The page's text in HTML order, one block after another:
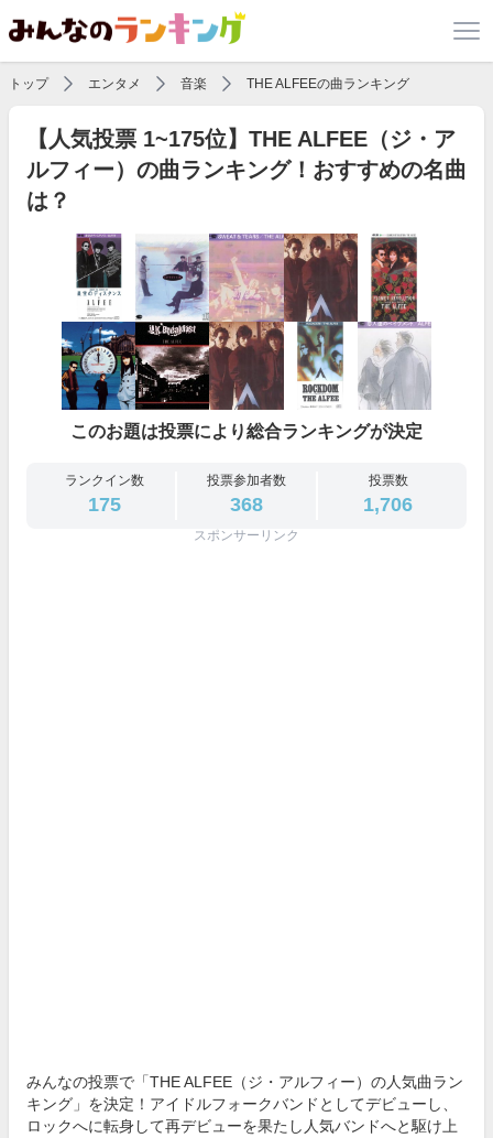
トップ エンタメ 音楽 THE ALFEEの曲ランキング
【人気投票 1~175位】THE ALFEE（ジ・ア
ルフィー）の曲ランキング！おすすめの名曲
は？
このお題は投票により総合ランキングが決定
ランクイン数
175
投票参加者数
368
投票数
1,706
スポンサーリンク
みんなの投票で「THE ALFEE（ジ・アルフィー）の人気曲ラン
キング」を決定！アイドルフォークバンドとしてデビューし、
ロックへに転身して再デビューを果たし人気バンドへと駆け上